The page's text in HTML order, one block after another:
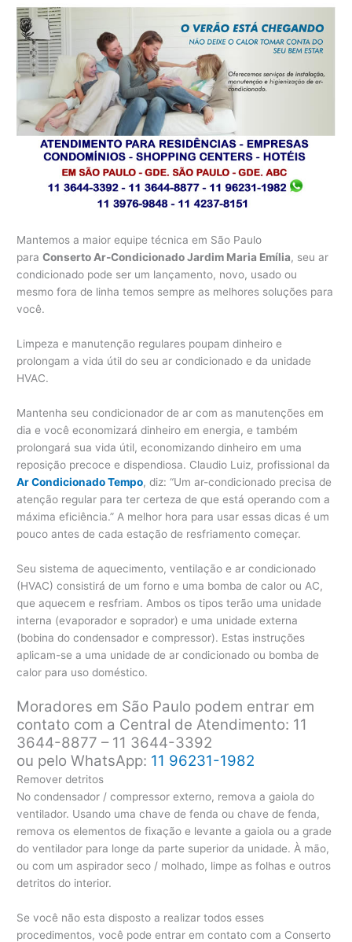
Mantemos a maior equipe técnica em São Paulo
paraConserto Ar-Condicionado Jardim Maria Emília, seu ar
condicionado pode ser um lançamento, novo, usado ou
mesmo fora de linha temos sempre as melhores soluções para
você.
Limpeza e manutenção regulares poupam dinheiro e
prolongam a vida útil do seu ar condicionado e da unidade
HVAC.
Mantenha seu condicionador de ar com as manutenções em
dia e você economizará dinheiro em energia, e também
prolongará sua vida útil, economizando dinheiro em uma
reposição precoce e dispendiosa. Claudio Luiz, profissional da
Ar Condicionado Tempo, diz: “Um ar-condicionado precisa de
atenção regular para ter certeza de que está operando com a
máxima eficiência.” A melhor hora para usar essas dicas é um
pouco antes de cada estação de resfriamento começar.
Seu sistema de aquecimento, ventilação e ar condicionado
(HVAC) consistirá de um forno e uma bomba de calor ou AC,
que aquecem e resfriam. Ambos os tipos terão uma unidade
interna (evaporador e soprador) e uma unidade externa
(bobina do condensador e compressor). Estas instruções
aplicam-se a uma unidade de ar condicionado ou bomba de
calor para uso doméstico.
Moradores em São Paulo podem entrar em
contato com a Central de Atendimento: 11
3644-8877 – 11 3644-3392
ou pelo WhatsApp: 11 96231-1982
Remover detritos
No condensador / compressor externo, remova a gaiola do
ventilador. Usando uma chave de fenda ou chave de fenda,
remova os elementos de fixação e levante a gaiola ou a grade
do ventilador para longe da parte superior da unidade. À mão,
ou com um aspirador seco / molhado, limpe as folhas e outros
detritos do interior.
Se você não esta disposto a realizar todos esses
procedimentos, você pode entrar em contato com a Conserto